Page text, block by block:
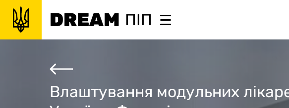
DREAM ПІП
Влаштування модульних